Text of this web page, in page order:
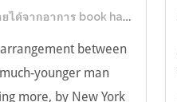
hangover หลังอ่านสารพัน MM Romance
between
younger man
more, by New York